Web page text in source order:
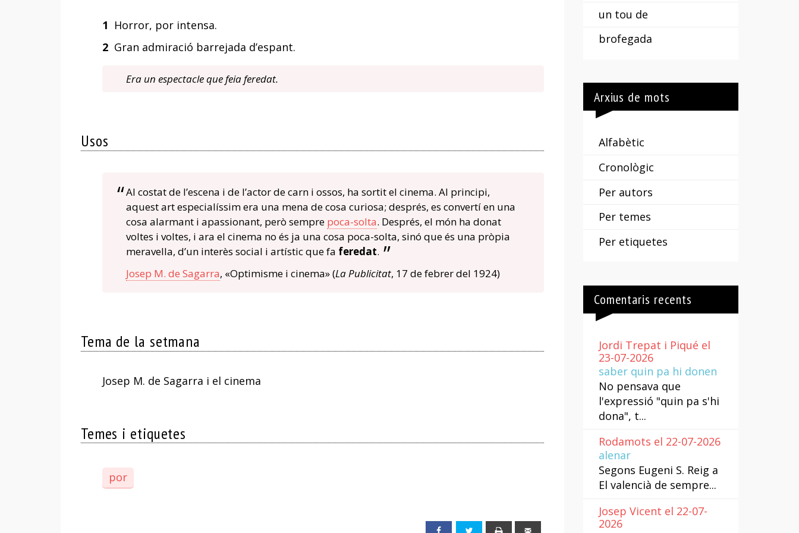
1 Horror, por intensa.
2Gran admiració barrejada d’espant.
Era un espectacle que feia feredat.
Usos
Al costat de l’escena i de l’actor de carn i ossos, ha sortit el cinema. Al principi,
aquest art especialíssim era una mena de cosa curiosa; després, es convertí en una
cosa alarmant i apassionant, però sempre poca-solta. Després, el món ha donat
voltes i voltes, i ara el cinema no és ja una cosa poca-solta, sinó que és una pròpia
meravella, d’un interès social i artístic que fa feredat.
Josep M. de Sagarra, «Optimisme i cinema» (La Publicitat, 17 de febrer del 1924)
Tema de la setmana
Josep M. de Sagarra i el cinema
Temes i etiquetes
por
Facebook Twitter
un tou de
brofegada
Arxius de mots
Alfabètic
Cronològic
Per autors
Per temes
Per etiquetes
Comentaris recents
Jordi Trepat i Piqué el
23-07-2026
saber quin pa hi donen
No pensava que
l'expressió "quin pa s'hi
dona", t...
Rodamots el 22-07-2026
alenar
Segons Eugeni S. Reig a
El valencià de sempre...
Josep Vicent el 22-07-
2026